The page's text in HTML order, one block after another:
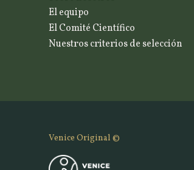
El equipo
El Comité Científico
Nuestros criterios de selección
Venice Original ©